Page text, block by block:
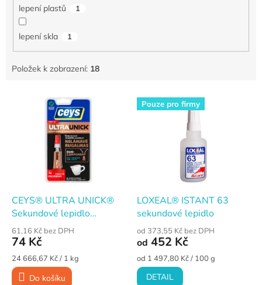
lepení plastů 1
lepení skla 1
Položek k zobrazení: 18
CEYS® ULTRA UNICK®
Sekundové lepidlo
univerzální tekuté · 3 g
blistr
61,16 Kč bez DPH
74 Kč
Měrná
cena:
24 666,67 Kč / 1 kg
Do košíku
Pouze pro firmy
LOXEAL® ISTANT 63
sekundové lepidlo
od 373,55 Kč bez DPH
od 452 Kč
Měrná
cena:
od 1 497,80 Kč / 100 g
DETAIL